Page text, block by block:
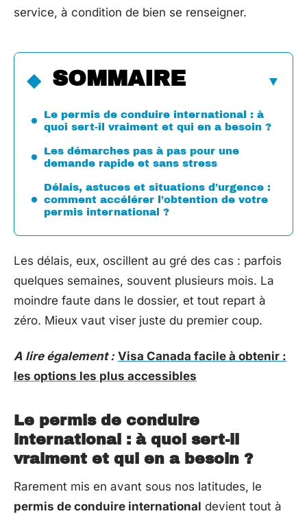
service, à condition de bien se renseigner.
SOMMAIRE
Le permis de conduire international : à
quoi sert-il vraiment et qui en a besoin ?
Les démarches pas à pas pour une
demande rapide et sans stress
Délais, astuces et situations d’urgence :
comment accélérer l’obtention de votre
permis international ?
Les délais, eux, oscillent au gré des cas : parfois
quelques semaines, souvent plusieurs mois. La
moindre faute dans le dossier, et tout repart à
zéro. Mieux vaut viser juste du premier coup.
A lire également : Visa Canada facile à obtenir :
les options les plus accessibles
Le permis de conduire
international : à quoi sert-il
vraiment et qui en a besoin ?
Rarement mis en avant sous nos latitudes, le
permis de conduire international devient tout à